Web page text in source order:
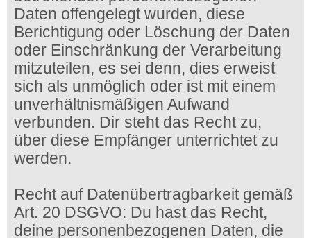
Daten offengelegt wurden, diese
Berichtigung oder Löschung der Daten
oder Einschränkung der Verarbeitung
mitzuteilen, es sei denn, dies erweist
sich als unmöglich oder ist mit einem
unverhältnismäßigen Aufwand
verbunden. Dir steht das Recht zu,
über diese Empfänger unterrichtet zu
werden.
Recht auf Datenübertragbarkeit gemäß
Art. 20 DSGVO: Du hast das Recht,
deine personenbezogenen Daten, die